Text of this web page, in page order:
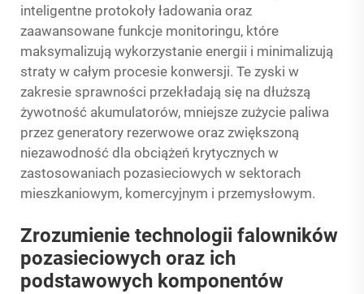
inteligentne protokoły ładowania oraz
zaawansowane funkcje monitoringu, które
maksymalizują wykorzystanie energii i minimalizują
straty w całym procesie konwersji. Te zyski w
zakresie sprawności przekładają się na dłuższą
żywotność akumulatorów, mniejsze zużycie paliwa
przez generatory rezerwowe oraz zwiększoną
niezawodność dla obciążeń krytycznych w
zastosowaniach pozasieciowych w sektorach
mieszkaniowym, komercyjnym i przemysłowym.
Zrozumienie technologii falowników
pozasieciowych oraz ich
podstawowych komponentów